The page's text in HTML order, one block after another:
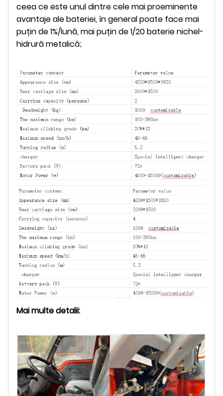
ceea ce este unul dintre cele mai proeminente
avantaje ale bateriei, în general poate face mai
puțin de 1%/lună, mai puțin de 1/20 baterie nichel-
hidrură metalică;
Mai multe detalii: